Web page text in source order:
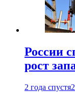
России
рост
2 года спустя